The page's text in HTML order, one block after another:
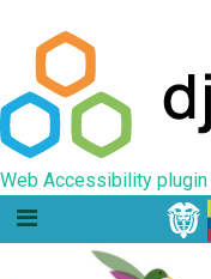
Web Accessibility plugin